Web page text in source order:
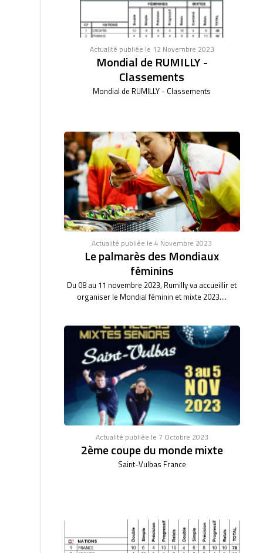
Actualité publiée le 12 Novembre 2023
Mondial de RUMILLY -
Classements
Mondial de RUMILLY - Classements
Actualité publiée le 4 Novembre 2023
Le palmarès des Mondiaux
féminins
Du 08 au 11 novembre 2023, Rumilly va accueillir et
organiser le Mondial féminin et mixte 2023....
Actualité publiée le 7 Octobre 2023
2ème coupe du monde mixte
Saint-Vulbas France